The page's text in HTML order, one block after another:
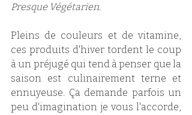
Presque Végétarien.
Pleins de couleurs et de vitamine,
ces produits d'hiver tordent le coup
à un préjugé qui tend à penser que la
saison est culinairement terne et
ennuyeuse. Ça demande parfois un
peu d'imagination je vous l'accorde,